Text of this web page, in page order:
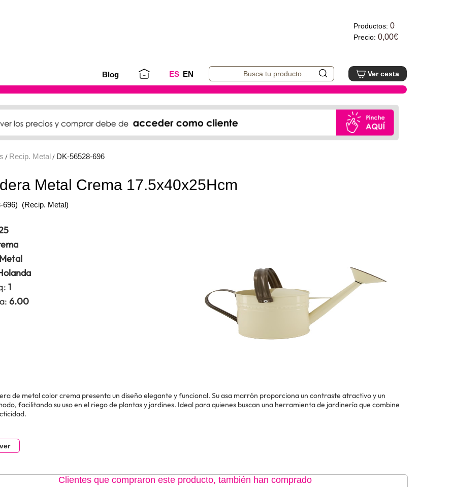
Productos: 0
Precio: 0,00€
Blog ES EN Ver cesta
/ Recip. Metal / DK-56528-696
Metal Crema 17.5x40x25Hcm
696) (Recip. Metal)
Metal
1
6.00
de metal color crema presenta un diseño elegante y funcional. Su asa marrón proporciona un contraste atractivo y un
facilitando su uso en el riego de plantas y jardines. Ideal para quienes buscan una herramienta de jardinería que combine
Clientes que compraron este producto, también han comprado